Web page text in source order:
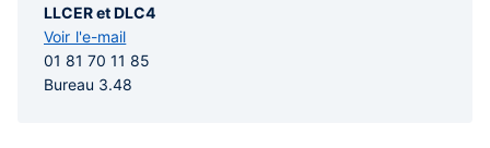
LLCER et DLC4
Voir l'e-mail
01 81 70 11 85
Bureau 3.48